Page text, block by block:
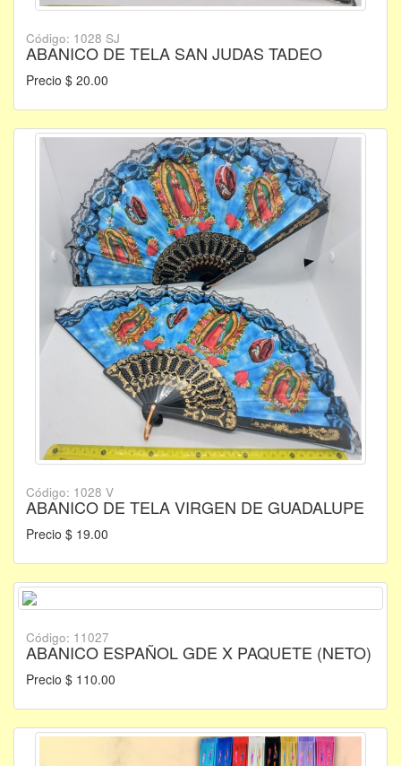
Código: 1028 SJ
ABANICO DE TELA SAN JUDAS TADEO
Precio $ 20.00
Código: 1028 V
ABANICO DE TELA VIRGEN DE GUADALUPE
Precio $ 19.00
Código: 11027
ABANICO ESPAÑOL GDE X PAQUETE (NETO)
Precio $ 110.00